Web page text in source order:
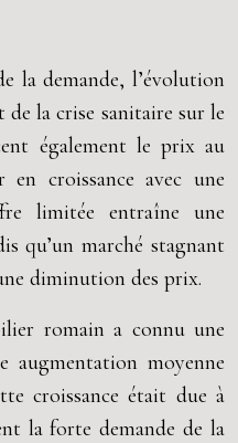
la demande, l’évolution
de la crise sanitaire sur le
également le prix au
croissance avec une
limitée entraîne une
qu’un marché stagnant
diminution des prix.
romain a connu une
augmentation moyenne
croissance était due à
la forte demande de la